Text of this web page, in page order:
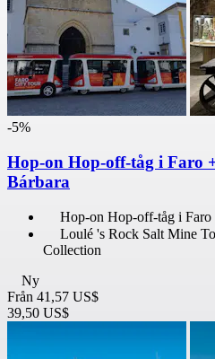
-5%
Hop-on Hop-off-tåg i Faro
Bárbara
Hop-on Hop-off-tåg i Faro
Loulé 's Rock Salt Mine
Collection
Ny
Från 41,57 US$
39,50 US$